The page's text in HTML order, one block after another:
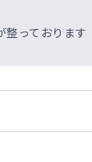
整っております